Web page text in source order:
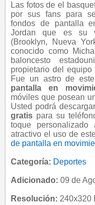
Las fotos de el
por sus fans para
fondos de pantalla
Jordan que es su
(Brooklyn, Nueva
conocido como
baloncesto
propietario del
Fue un astro de
pantalla en
móviles que posean
Usted podrá
gratis para su
toque
atractivo el uso de
de pantalla en
Categoría: Deportes
Adicionado: 09 de
Resolución: 240x320